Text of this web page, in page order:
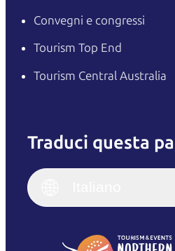
Convegni e congressi
Tourism Top End
Tourism Central Australia
Traduci questa
English